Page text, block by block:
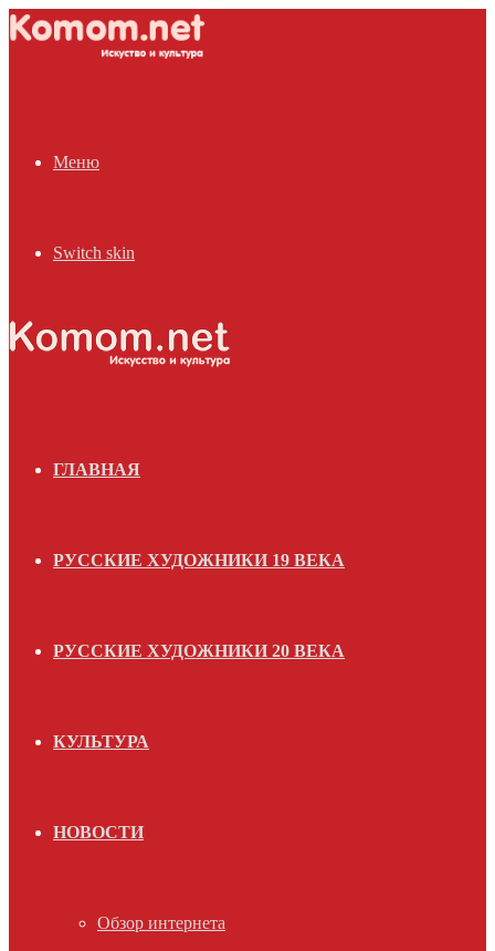
Меню
Switch skin
ГЛАВНАЯ
РУССКИЕ ХУДОЖНИКИ 19 ВЕКА
РУССКИЕ ХУДОЖНИКИ 20 ВЕКА
КУЛЬТУРА
НОВОСТИ
Обзор интернета